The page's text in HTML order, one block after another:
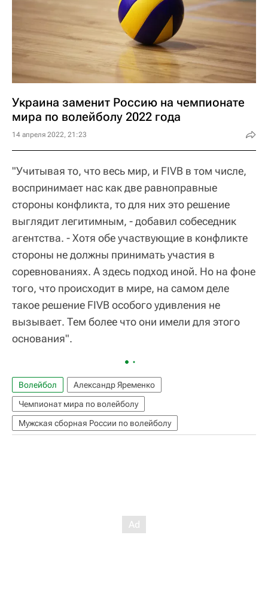
Украина заменит Россию на чемпионате
мира по волейболу 2022 года
14 апреля 2022, 21:23
"Учитывая то, что весь мир, и FIVB в том числе,
воспринимает нас как две равноправные
стороны конфликта, то для них это решение
выглядит легитимным, - добавил собеседник
агентства. - Хотя обе участвующие в конфликте
стороны не должны принимать участия в
соревнованиях. А здесь подход иной. Но на фоне
того, что происходит в мире, на самом деле
такое решение FIVB особого удивления не
вызывает. Тем более что они имели для этого
основания".
Волейбол
Александр Яременко
Чемпионат мира по волейболу
Мужская сборная России по волейболу